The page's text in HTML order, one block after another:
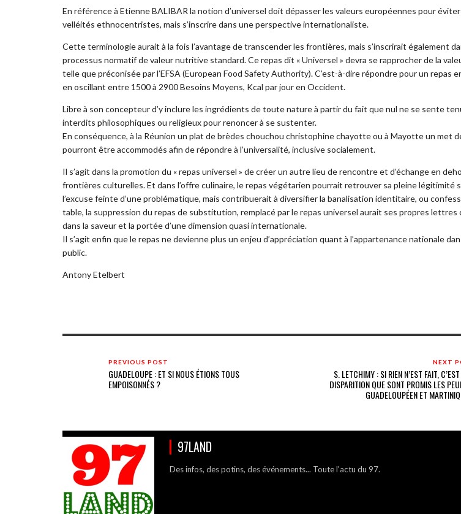
En référence à Etienne BALIBAR la notion d’universel doit dépasser les valeurs européennes pour
velléités ethnocentristes, mais s’inscrire dans une perspective internationaliste.
Cette terminologie aurait à la fois l’avantage de transcender les frontières, mais s’inscrirait également
processus normatif de valeur nutritive standard. Ce repas dit « Universel » devra se rapprocher de la
telle que préconisée par l’EFSA (European Food Safety Authority). C’est-à-dire répondre pour un repas
en oscillant entre 1500 à 2900 Besoins Moyens, Kcal par jour en Occident.
Libre à son concepteur d’y inclure les ingrédients de toute nature à partir du fait que nul ne se sente
interdits philosophiques ou religieux pour renoncer à se sustenter.
En conséquence, à la Réunion un plat de brèdes chouchou christophine chayotte ou à Mayotte un met
pourront être accommodés afin de répondre à l’universalité, inclusive socialement.
Il s’agit dans la promotion du « repas universel » de créer un autre lieu de rencontre et d’échange en
frontières culturelles. Et dans l’offre culinaire, le repas végétarien pourrait retrouver sa pleine légitimité
l’excuse feinte d’une problématique, mais contribuerait à diversifier la banalisation identitaire, ou
table, la suppression du repas de substitution, remplacé par le repas universel aurait ses propres lettres
dans la saveur et la portée d’une dimension quasi internationale.
Il s’agit enfin que le repas ne devienne plus un enjeu d’appréciation quant à l’appartenance nationale
public.
Antony Etelbert
PREVIOUS POST
GUADELOUPE : ET SI NOUS ÉTIONS TOUS
EMPOISONNÉS ?
NEXT
S. LETCHIMY : SI RIEN N’EST FAIT,
DISPARITION QUE SONT PROMIS LES
GUADELOUPÉEN ET
97LAND
Des infos, des potins, des événements... Toute l'actu du 97.